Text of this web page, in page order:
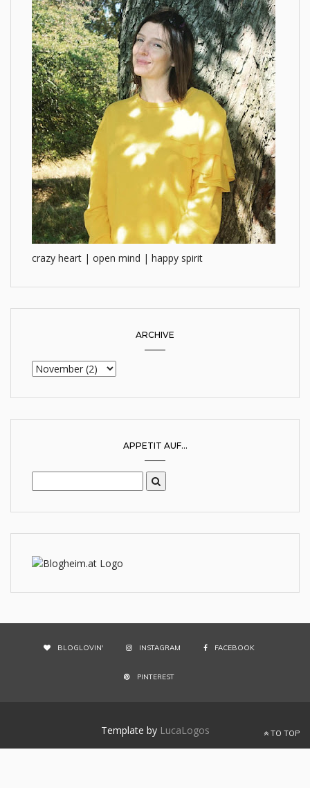
crazy heart | open mind | happy spirit
ARCHIVE
APPETIT AUF...
BLOGLOVIN' INSTAGRAM FACEBOOK
PINTEREST
Template by LucaLogos TO TOP